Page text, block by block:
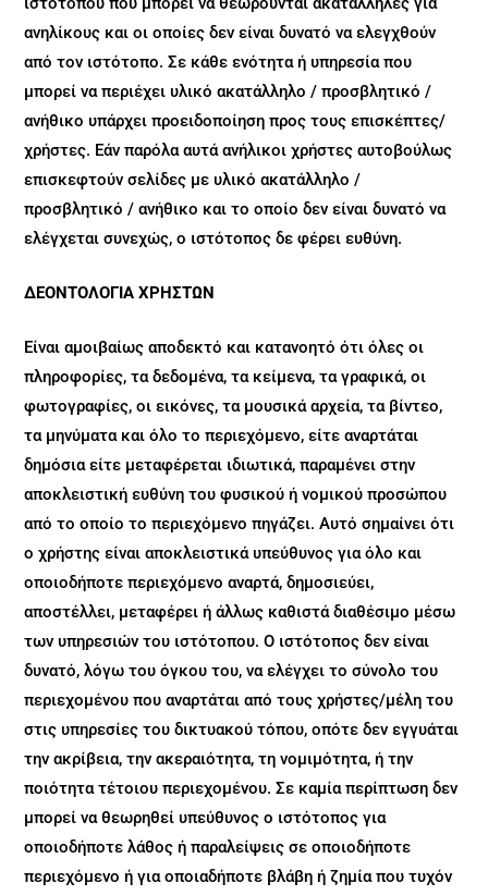
ανηλίκους και οι οποίες δεν είναι δυνατό να ελεγχθούν
από τον ιστότοπο. Σε κάθε ενότητα ή υπηρεσία που
μπορεί να περιέχει υλικό ακατάλληλο / προσβλητικό /
ανήθικο υπάρχει προειδοποίηση προς τους επισκέπτες/
χρήστες. Εάν παρόλα αυτά ανήλικοι χρήστες αυτοβούλως
επισκεφτούν σελίδες με υλικό ακατάλληλο /
προσβλητικό / ανήθικο και το οποίο δεν είναι δυνατό να
ελέγχεται συνεχώς, ο ιστότοπος δε φέρει ευθύνη.
ΔΕΟΝΤΟΛΟΓΙΑ ΧΡΗΣΤΩΝ
Είναι αμοιβαίως αποδεκτό και κατανοητό ότι όλες οι
πληροφορίες, τα δεδομένα, τα κείμενα, τα γραφικά, οι
φωτογραφίες, οι εικόνες, τα μουσικά αρχεία, τα βίντεο,
τα μηνύματα και όλο το περιεχόμενο, είτε αναρτάται
δημόσια είτε μεταφέρεται ιδιωτικά, παραμένει στην
αποκλειστική ευθύνη του φυσικού ή νομικού προσώπου
από το οποίο το περιεχόμενο πηγάζει. Αυτό σημαίνει ότι
ο χρήστης είναι αποκλειστικά υπεύθυνος για όλο και
οποιοδήποτε περιεχόμενο αναρτά, δημοσιεύει,
αποστέλλει, μεταφέρει ή άλλως καθιστά διαθέσιμο μέσω
των υπηρεσιών του ιστότοπου. Ο ιστότοπος δεν είναι
δυνατό, λόγω του όγκου του, να ελέγχει το σύνολο του
περιεχομένου που αναρτάται από τους χρήστες/μέλη του
στις υπηρεσίες του δικτυακού τόπου, οπότε δεν εγγυάται
την ακρίβεια, την ακεραιότητα, τη νομιμότητα, ή την
ποιότητα τέτοιου περιεχομένου. Σε καμία περίπτωση δεν
μπορεί να θεωρηθεί υπεύθυνος ο ιστότοπος για
οποιοδήποτε λάθος ή παραλείψεις σε οποιοδήποτε
περιεχόμενο ή για οποιαδήποτε βλάβη ή ζημία που τυχόν